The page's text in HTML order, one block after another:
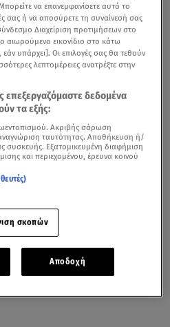
να επανεμφανίσετε αυτό το
σας ή να αποσύρετε τη συναίνεσή σας
Διαχείριση προτιμήσεων στο
αιωρούμενο εικονίδιο στο κάτω
υπάρχει]. Οι επιλογές σας θα τεθούν
λεπτομέρειες ανατρέξτε στην
επεξεργαζόμαστε δεδομένα
τα εξής:
Ακριβής σάρωση
ταυτότητας. Αποθήκευση ή/
συσκευής. Εξατομικευμένη διαφήμιση
και περιεχομένου, έρευνα κοινού
σκοπών
Αποδοχή